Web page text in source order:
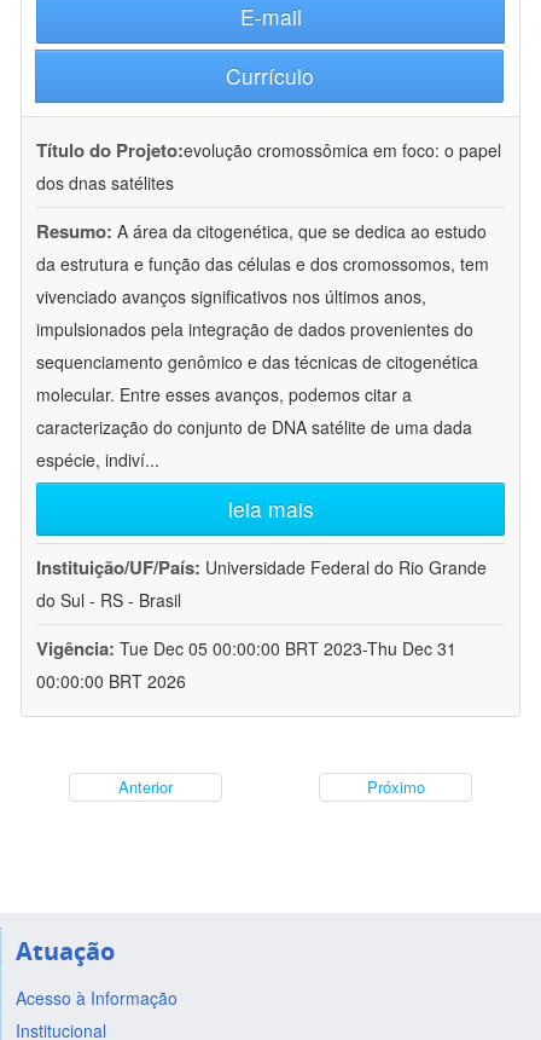
E-mail
Currículo
Título do Projeto:evolução cromossômica em foco: o papel
dos dnas satélites
Resumo: A área da citogenética, que se dedica ao estudo
da estrutura e função das células e dos cromossomos, tem
vivenciado avanços significativos nos últimos anos,
impulsionados pela integração de dados provenientes do
sequenciamento genômico e das técnicas de citogenética
molecular. Entre esses avanços, podemos citar a
caracterização do conjunto de DNA satélite de uma dada
espécie, indiví...
leia mais
Instituição/UF/País: Universidade Federal do Rio Grande
do Sul - RS - Brasil
Vigência: Tue Dec 05 00:00:00 BRT 2023-Thu Dec 31
00:00:00 BRT 2026
Anterior Próximo
Atuação
Acesso à Informação
Institucional